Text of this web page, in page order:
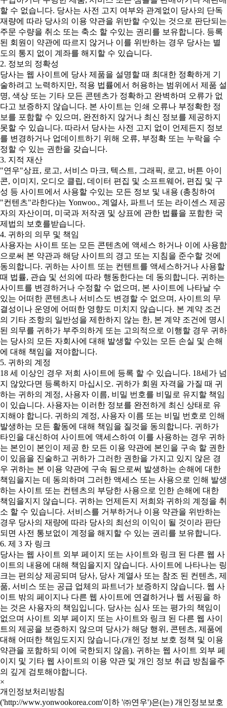
할 수 없습니다. 당사는 사전 고지 여부와 관계없이 당사의 단독
재량에 따라 당사의 이용 약관을 위반할 수있는 것으로 판단되는
주문 수량을 취소 또는 축소 할 수있는 권리를 보유합니다. 등록
된 회원이 약관에 따르지 않거나 이를 위반하는 경우 당사는 별
도의 통지 없이 계좌를 해지할 수 있습니다.
2. 정보의 정확성
당사는 웹 사이트에 당사 제품을 설명할 때 최대한 정확하게 기
술하려고 노력하지만, 적용 법률에서 허용하는 범위에서 제품 설
명, 색상 또는 기타 모든 콘텐츠가 정확하고 완벽하며 오류가 없
다고 보증하지 않습니다. 본 사이트는 인쇄 오류나 부정확한 정
보를 포함할 수 있으며, 완전하지 않거나 최신 정보를 제공하지
못할 수 있습니다. 따라서 당사는 사전 고지 없이 언제든지 정보
를 변경하거나 업데이트하기 위해 오류, 부정확 또는 누락을 수
정할 수 있는 권한을 갖습니다.
3. 지적 재산
"연우"상표, 로고, 서비스 마크, 텍스트, 그래픽, 로고, 버튼 아이
콘, 이미지, 오디오 클립, 데이터 편집 및 소프트웨어, 편집 및 구
성 등 사이트에서 사용할 수있는 모든 정보 및 내용 (총칭하여
"컨텐츠"라한다)는 Yonwoo., 계열사, 파트너 또는 라이센스 제공
자의 자산이며, 미국과 저작권 및 상표에 관한 법률을 포함한 국
제법의 보호를받습니다.
4. 귀하의 의무 및 책임
사용자는 사이트 또는 모든 콘텐츠에 액세스 하거나 이에 사용함
으로써 본 약관과 해당 사이트의 경고 또는 지침을 준수할 것에
동의합니다. 귀하는 사이트 또는 컨텐트를 액세스하거나 사용할
때 법률, 관습 및 선의에 따라 행동한다는 데 동의합니다. 귀하는
사이트를 변경하거나 수정할 수 없으며, 본 사이트에 나타날 수
있는 어떠한 콘텐츠나 서비스도 변경할 수 없으며, 사이트의 무
결성이나 운영에 어떠한 영향도 미치지 않습니다. 본 계약 조건
의 기타 조항의 일반성을 제한하지 않는 한, 본 계약 조건에 명시
된 의무를 귀하가 부주의하게 또는 고의적으로 이행할 경우 귀하
는 당사의 모든 자회사에 대해 발생할 수있는 모든 손실 및 손해
에 대해 책임을 져야합니다.
5. 귀하의 계정
18 세 이상인 경우 저희 사이트에 등록 할 수 있습니다. 18세가 넘
지 않았다면 등록하지 마십시오. 귀하가 회원 자격을 가질 때 귀
하는 귀하의 계정, 사용자 이름, 비밀 번호를 비밀로 유지할 책임
이 있습니다. 사용자는 이러한 정보를 완전하게 최신 상태로 유
지해야 합니다. 귀하의 계정, 사용자 이름 또는 비밀 번호로 인해
발생하는 모든 활동에 대해 책임을 질것을 동의합니다. 귀하가
타인을 대신하여 사이트에 액세스하여 이를 사용하는 경우 귀하
는 본인이 본인이 제공 한 모든 이용 약관에 본인을 구속 할 권한
이 있음을 진술하고 귀하가 그러한 권한을 가지고 있지 않은 경
우 귀하는 본 이용 약관에 구속 됨으로써 발생하는 손해에 대한
책임을지는 데 동의하며 그러한 액세스 또는 사용으로 인해 발생
하는 사이트 또는 컨텐츠의 부당한 사용으로 인한 손해에 대한
책임을지지 않습니다. 귀하는 언제든지 저희와 귀하의 계정을 취
소 할 수 있습니다. 서비스를 거부하거나 이용 약관을 위반하는
경우 당사의 재량에 따라 당사의 최선의 이익이 될 것이라 판단
되면 사전 통보없이 계정을 해지할 수 있는 권리를 보유합니다.
6. 제 3 자 링크
당사는 웹 사이트 외부 페이지 또는 사이트와 링크 된 다른 웹 사
이트의 내용에 대해 책임을지지 않습니다. 사이트에 나타나는 링
크는 편의상 제공되며 당사, 당사 계열사 또는 참조 된 컨텐츠, 제
품, 서비스 또는 공급 업체의 파트너가 보증하지 않습니다. 웹 사
이트 밖의 페이지나 다른 웹 사이트에 연결하거나 웹 서핑을 하
는 것은 사용자의 책임입니다. 당사는 심사 또는 평가의 책임이
없으며 사이트 외부 페이지 또는 사이트와 링크 된 다른 웹 사이
트의 제공을 보증하지 않으며 당사가 해당 행위, 콘텐츠, 제품에
대해 어떠한 책임도지지 않습니다.(개인 정보 보호 정책 및 이용
약관을 포함하되 이에 국한되지 않음). 귀하는 웹 사이트 외부 페
이지 및 기타 웹 사이트의 이용 약관 및 개인 정보 취급 방침을주
의 깊게 검토해야합니다.
×
개인정보처리방침
('http://www.yonwookorea.com'이하 '㈜연우')은(는) 개인정보보호